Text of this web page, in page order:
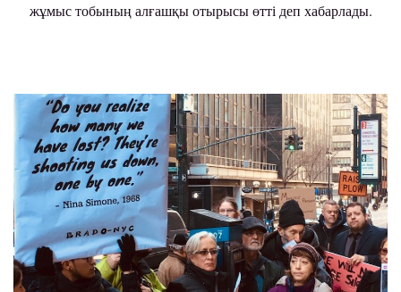
жұмыс тобының алғашқы отырысы өтті деп хабарлады.